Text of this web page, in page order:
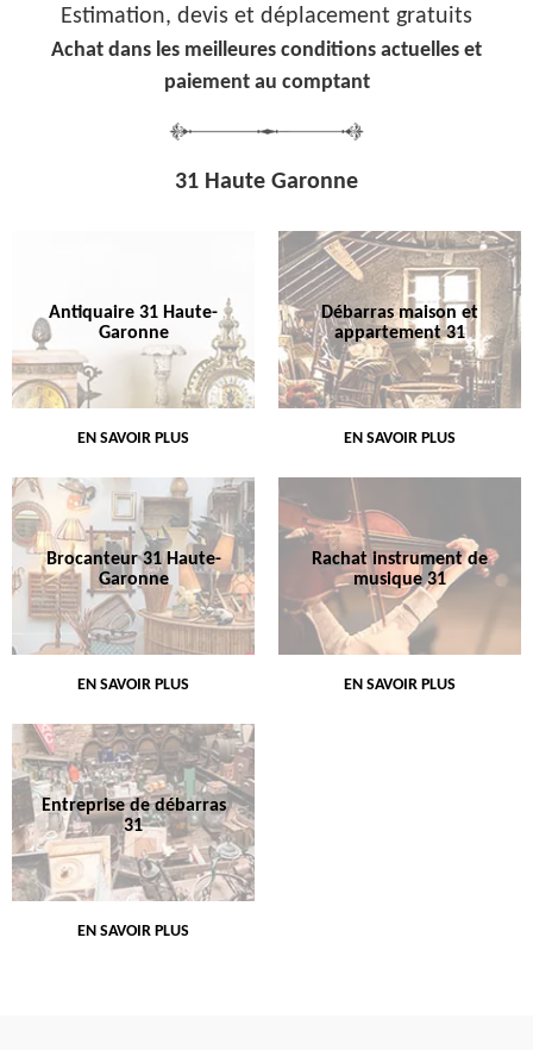
Estimation, devis et déplacement gratuits
Achat dans les meilleures conditions actuelles et
paiement au comptant
31 Haute Garonne
Antiquaire 31 Haute-
Garonne
EN SAVOIR PLUS
Débarras maison et
appartement 31
EN SAVOIR PLUS
Brocanteur 31 Haute-
Garonne
EN SAVOIR PLUS
Rachat instrument de
musique 31
EN SAVOIR PLUS
Entreprise de débarras
31
EN SAVOIR PLUS